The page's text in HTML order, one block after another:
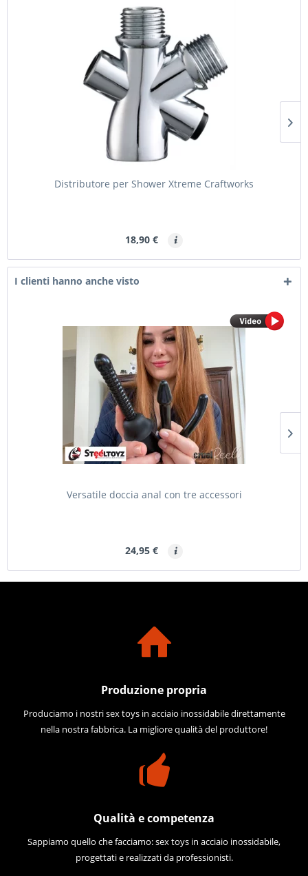
Distributore per Shower Xtreme Craftworks
18,90 €
I clienti hanno anche visto
Versatile doccia anal con tre accessori
24,95 €
Produzione propria
Produciamo i nostri sex toys in acciaio inossidabile direttamente
nella nostra fabbrica. La migliore qualità del produttore!
Qualità e competenza
Sappiamo quello che facciamo: sex toys in acciaio inossidabile,
progettati e realizzati da professionisti.